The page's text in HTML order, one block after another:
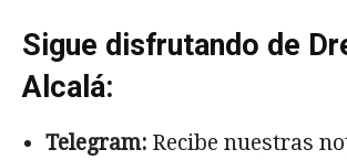
Sigue disfrutando de
Alcalá:
Telegram: Recibe nuestras